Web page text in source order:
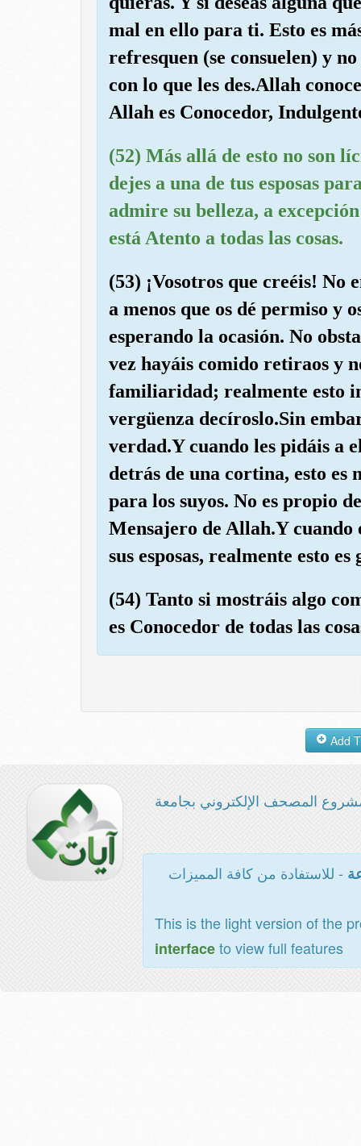
mal en ello para ti. Esto es
refresquen (se consuelen) y
con lo que les des.Allah
Allah es Conocedor,
(52) Más allá de esto no son
dejes a una de tus esposas
admire su belleza, a
está Atento a todas las cosas.
(53) ¡Vosotros que creéis! No
a menos que os dé permiso y
esperando la ocasión. No
vez hayáis comido retiraos y
familiaridad; realmente esto
vergüenza decíroslo.Sin
verdad.Y cuando les pidáis a
detrás de una cortina, esto es
para los suyos. No es propio
Mensajero de Allah.Y cuando
sus esposas, realmente esto
(54) Tanto si mostráis algo
es Conocedor de todas las
المصحف الإلكتروني بجامعة
- للاستفادة من كافة المميزات
This is the light version of the
interfaceto view full features